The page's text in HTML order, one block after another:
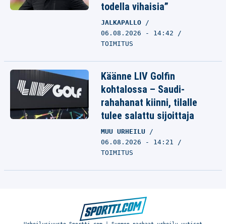
todella vihaisia”
JALKAPALLO
06.08.2026 - 14:42
TOIMITUS
Käänne LIV Golfin
kohtalossa – Saudi-
rahahanat kiinni, tilalle
tulee salattu sijoittaja
MUU URHEILU
06.08.2026 - 14:21
TOIMITUS